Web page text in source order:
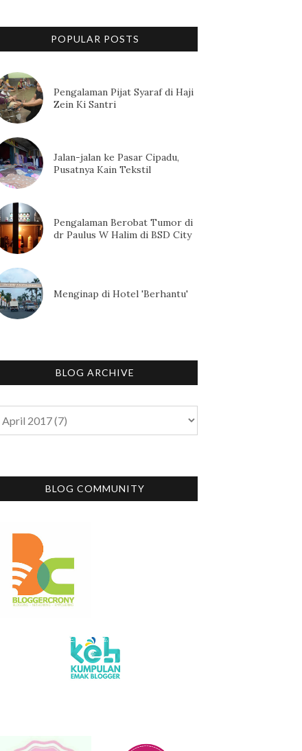
POPULAR POSTS
Pengalaman Pijat Syaraf di Haji
Zein Ki Santri
Jalan-jalan ke Pasar Cipadu,
Pusatnya Kain Tekstil
Pengalaman Berobat Tumor di
dr Paulus W Halim di BSD City
Menginap di Hotel 'Berhantu'
BLOG ARCHIVE
BLOG COMMUNITY